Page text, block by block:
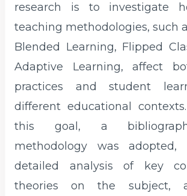
research is to investigate
teaching methodologies, such
Blended Learning, Flipped
Adaptive Learning, affect
practices and student
different educational
this goal, a
methodology was adopted,
detailed analysis of key
theories on the subject,